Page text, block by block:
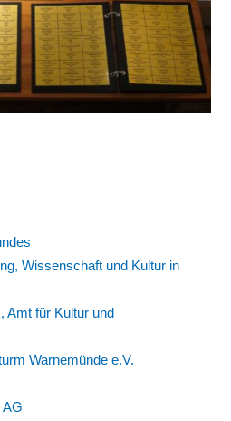
Wissenschaft und Kultur in
Amt für Kultur und
Warnemünde e.V.